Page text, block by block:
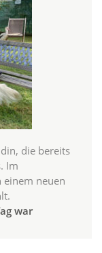
die bereits
Im
einem neuen
war